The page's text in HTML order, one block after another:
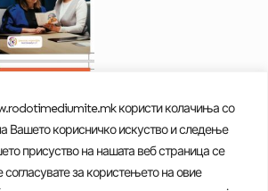
користи колачиња со
Вашето корисничко искуство и следење
присуство на нашата веб страница се
за користењето на овие